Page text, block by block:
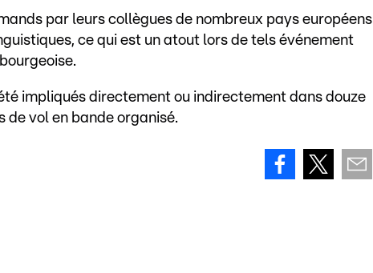
par leurs collègues de nombreux pays européens
ce qui est un atout lors de tels événement
impliqués directement ou indirectement dans douze
vol en bande organisé.